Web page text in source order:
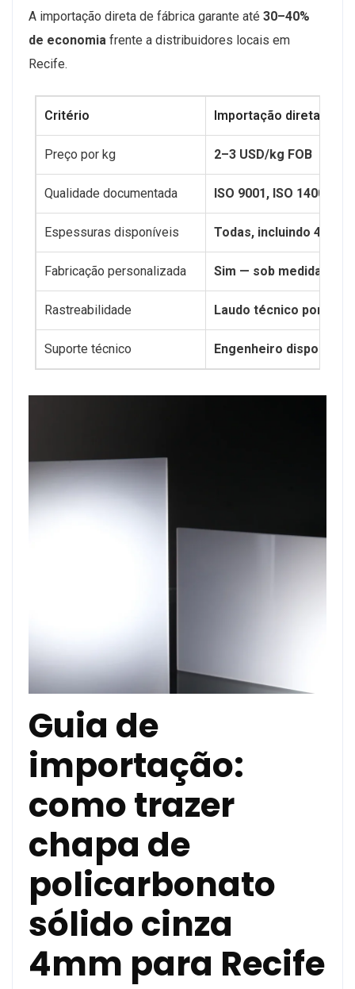
A importação direta de fábrica garante até 30–40%
de economia frente a distribuidores locais em
Recife.
Critério Importação direta G-
Preço por kg 2–3 USD/kg FOB
Qualidade documentada ISO 9001, ISO 14001, CE
Espessuras disponíveis Todas, incluindo 4mm
Fabricação personalizada Sim — sob medida
Rastreabilidade Laudo técnico por lote
Suporte técnico Engenheiro disponível
Guia de
importação:
como trazer
chapa de
policarbonato
sólido cinza
4mm para Recife